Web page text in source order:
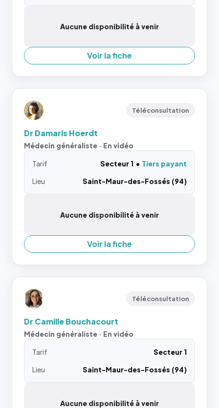
Aucune disponibilité à venir
Voir la fiche
Téléconsultation
Dr Damaris Hoerdt
Médecin généraliste · En vidéo
Tarif Secteur 1
Tiers payant
Lieu
Saint-Maur-des-Fossés (94)
Aucune disponibilité à venir
Voir la fiche
Téléconsultation
Dr Camille Bouchacourt
Médecin généraliste · En vidéo
Tarif
Secteur 1
Lieu
Saint-Maur-des-Fossés (94)
Aucune disponibilité à venir